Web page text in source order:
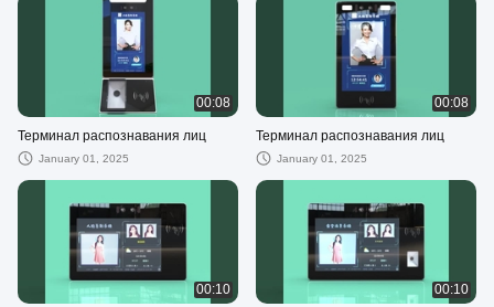
00:08
Терминал распознавания лиц
January 01, 2025
00:08
Терминал распознавания лиц
January 01, 2025
00:10 00:10